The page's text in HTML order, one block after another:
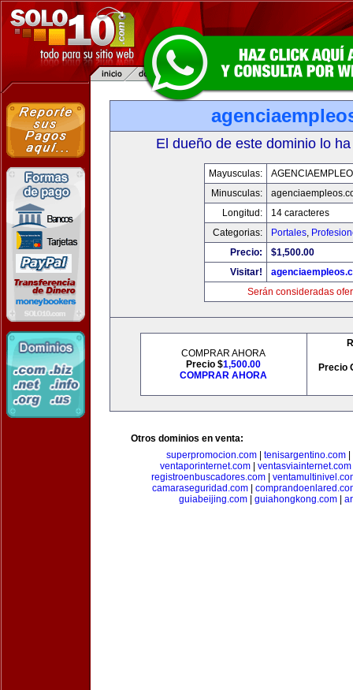
El dueño de este dominio lo
Mayusculas:
Minusculas:
Longitud:
14 caracteres
Categorias:
Portales,
Precio:
$1,500.00
Visitar!
Serán consideradas
COMPRAR AHORA
Precio $1,500.00
COMPRAR AHORA
Precio
Otros dominios en venta:
superpromocion.com
tenisargentino.com
ventaporinternet.com
ventasviainternet.com
registroenbuscadores.com
camaraseguridad.com
guiabeijing.com
guiahongkong.com